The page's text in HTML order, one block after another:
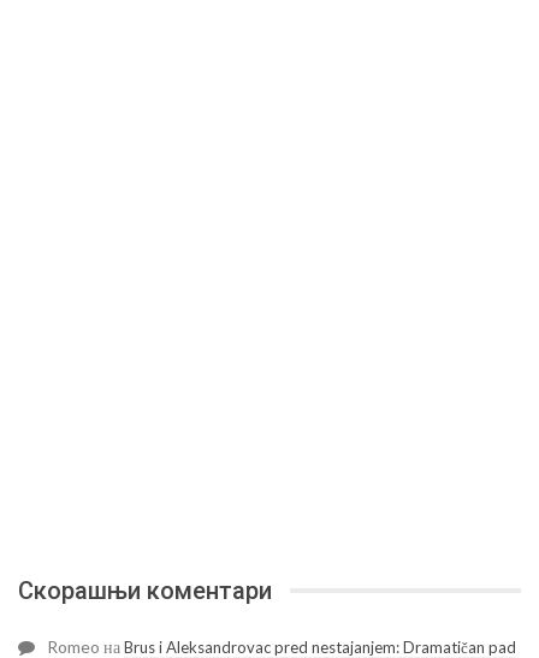
Скорашњи коментари
Romeo наBrus i Aleksandrovac pred nestajanjem: Dramatičan pad